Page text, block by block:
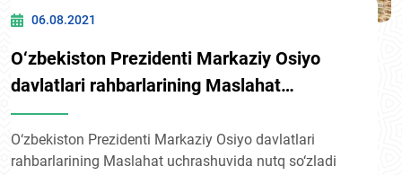
06.08.2021
O‘zbekiston Prezidenti Markaziy Osiyo
davlatlari rahbarlarining Maslahat
uchrashuvida nutq so‘zladi
O‘zbekiston Prezidenti Markaziy Osiyo davlatlari
rahbarlarining Maslahat uchrashuvida nutq so‘zladi